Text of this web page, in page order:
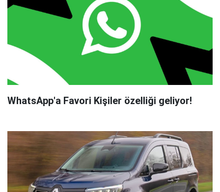
WhatsApp'a Favori Kişiler özelliği geliyor!